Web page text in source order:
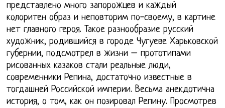
представлено много запорожцев и каждый
колоритен образ и неповторим по-своему, в картине
нет главного героя. Такое разнообразие русский
художник, родившийся в городе Чугуеве Харьковской
губернии, подсмотрел в жизни – прототипами
рисованных казаков стали реальные люди,
современники Репина, достаточно известные в
тогдашней Российской империи. Весьма анекдотична
история, о том, как он позировал Репину. Просмотрев